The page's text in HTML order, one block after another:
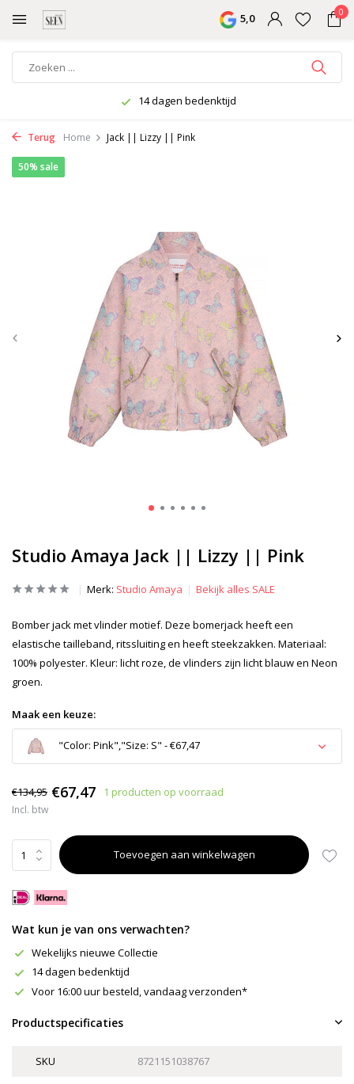
5,0 0
14 dagen bedenktijd
Terug Home Jack || Lizzy || Pink
Studio Amaya Jack || Lizzy || Pink
50% sale
Merk: Studio Amaya Bekijk alles SALE
Bomber jack met vlinder motief. Deze bomerjack heeft een
elastische tailleband, ritssluiting en heeft steekzakken. Materiaal:
100% polyester. Kleur: licht roze, de vlinders zijn licht blauw en Neon
groen.
Maak een keuze:
"Color: Pink","Size: S" - €67,47
Uitverkocht
€134,95 €67,47 1 producten op voorraad
Incl. btw
Toevoegen aan winkelwagen
Wat kun je van ons verwachten?
Wekelijks nieuwe Collectie
14 dagen bedenktijd
Voor 16:00 uur besteld, vandaag verzonden*
Productspecificaties
SKU 8721151038767